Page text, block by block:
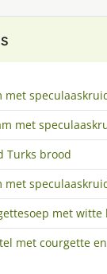
met
met
Turks brood
met
met witte
met courgette